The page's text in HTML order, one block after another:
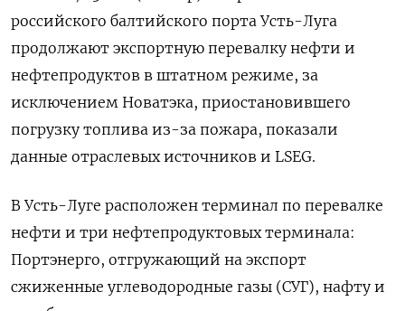
российского балтийского порта Усть-Луга
продолжают экспортную перевалку нефти и
нефтепродуктов в штатном режиме, за
исключением Новатэка, приостановившего
погрузку топлива из-за пожара, показали
данные отраслевых источников и LSEG.
В Усть-Луге расположен терминал по перевалке
нефти и три нефтепродуктовых терминала:
Портэнерго, отгружающий на экспорт
сжиженные углеводородные газы (СУГ), нафту и